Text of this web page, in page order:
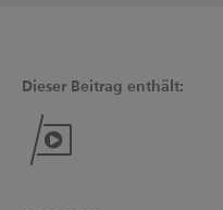
Dieser Beitrag enthält: